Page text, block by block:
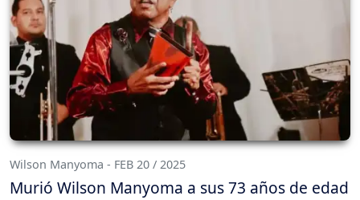
Wilson Manyoma - FEB 20 / 2025
Murió Wilson Manyoma a sus 73 años de edad